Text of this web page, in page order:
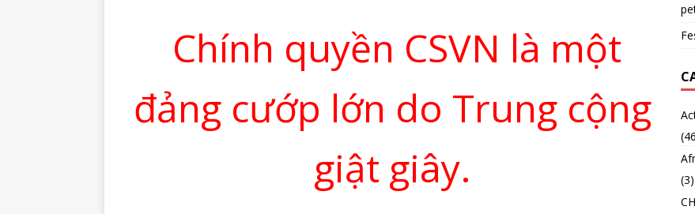
Chính quyền CSVN là một
đảng cướp lớn do Trung cộng
giật giây.
(3)